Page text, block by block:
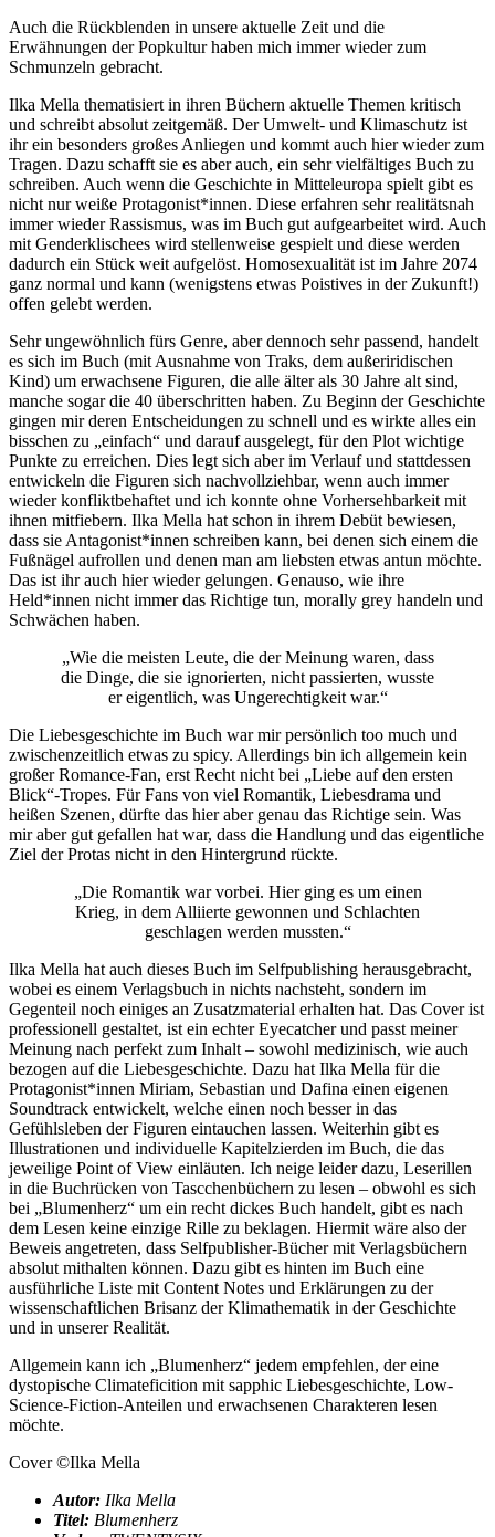
Auch die Rückblenden in unsere aktuelle Zeit und die
Erwähnungen der Popkultur haben mich immer wieder zum
Schmunzeln gebracht.
Ilka Mella thematisiert in ihren Büchern aktuelle Themen kritisch
und schreibt absolut zeitgemäß. Der Umwelt- und Klimaschutz ist
ihr ein besonders großes Anliegen und kommt auch hier wieder zum
Tragen. Dazu schafft sie es aber auch, ein sehr vielfältiges Buch zu
schreiben. Auch wenn die Geschichte in Mitteleuropa spielt gibt es
nicht nur weiße Protagonist*innen. Diese erfahren sehr realitätsnah
immer wieder Rassismus, was im Buch gut aufgearbeitet wird. Auch
mit Genderklischees wird stellenweise gespielt und diese werden
dadurch ein Stück weit aufgelöst. Homosexualität ist im Jahre 2074
ganz normal und kann (wenigstens etwas Poistives in der Zukunft!)
offen gelebt werden.
Sehr ungewöhnlich fürs Genre, aber dennoch sehr passend, handelt
es sich im Buch (mit Ausnahme von Traks, dem außeriridischen
Kind) um erwachsene Figuren, die alle älter als 30 Jahre alt sind,
manche sogar die 40 überschritten haben. Zu Beginn der Geschichte
gingen mir deren Entscheidungen zu schnell und es wirkte alles ein
bisschen zu „einfach“ und darauf ausgelegt, für den Plot wichtige
Punkte zu erreichen. Dies legt sich aber im Verlauf und stattdessen
entwickeln die Figuren sich nachvollziehbar, wenn auch immer
wieder konfliktbehaftet und ich konnte ohne Vorhersehbarkeit mit
ihnen mitfiebern. Ilka Mella hat schon in ihrem Debüt bewiesen,
dass sie Antagonist*innen schreiben kann, bei denen sich einem die
Fußnägel aufrollen und denen man am liebsten etwas antun möchte.
Das ist ihr auch hier wieder gelungen. Genauso, wie ihre
Held*innen nicht immer das Richtige tun, morally grey handeln und
Schwächen haben.
„Wie die meisten Leute, die der Meinung waren, dass
die Dinge, die sie ignorierten, nicht passierten, wusste
er eigentlich, was Ungerechtigkeit war.“
Die Liebesgeschichte im Buch war mir persönlich too much und
zwischenzeitlich etwas zu spicy. Allerdings bin ich allgemein kein
großer Romance-Fan, erst Recht nicht bei „Liebe auf den ersten
Blick“-Tropes. Für Fans von viel Romantik, Liebesdrama und
heißen Szenen, dürfte das hier aber genau das Richtige sein. Was
mir aber gut gefallen hat war, dass die Handlung und das eigentliche
Ziel der Protas nicht in den Hintergrund rückte.
„Die Romantik war vorbei. Hier ging es um einen
Krieg, in dem Alliierte gewonnen und Schlachten
geschlagen werden mussten.“
Ilka Mella hat auch dieses Buch im Selfpublishing herausgebracht,
wobei es einem Verlagsbuch in nichts nachsteht, sondern im
Gegenteil noch einiges an Zusatzmaterial erhalten hat. Das Cover ist
professionell gestaltet, ist ein echter Eyecatcher und passt meiner
Meinung nach perfekt zum Inhalt – sowohl medizinisch, wie auch
bezogen auf die Liebesgeschichte. Dazu hat Ilka Mella für die
Protagonist*innen Miriam, Sebastian und Dafina einen eigenen
Soundtrack entwickelt, welche einen noch besser in das
Gefühlsleben der Figuren eintauchen lassen. Weiterhin gibt es
Illustrationen und individuelle Kapitelzierden im Buch, die das
jeweilige Point of View einläuten. Ich neige leider dazu, Leserillen
in die Buchrücken von Tascchenbüchern zu lesen – obwohl es sich
bei „Blumenherz“ um ein recht dickes Buch handelt, gibt es nach
dem Lesen keine einzige Rille zu beklagen. Hiermit wäre also der
Beweis angetreten, dass Selfpublisher-Bücher mit Verlagsbüchern
absolut mithalten können. Dazu gibt es hinten im Buch eine
ausführliche Liste mit Content Notes und Erklärungen zu der
wissenschaftlichen Brisanz der Klimathematik in der Geschichte
und in unserer Realität.
Allgemein kann ich „Blumenherz“ jedem empfehlen, der eine
dystopische Climateficition mit sapphic Liebesgeschichte, Low-
Science-Fiction-Anteilen und erwachsenen Charakteren lesen
möchte.
Cover ©Ilka Mella
Autor: Ilka Mella
Titel: Blumenherz